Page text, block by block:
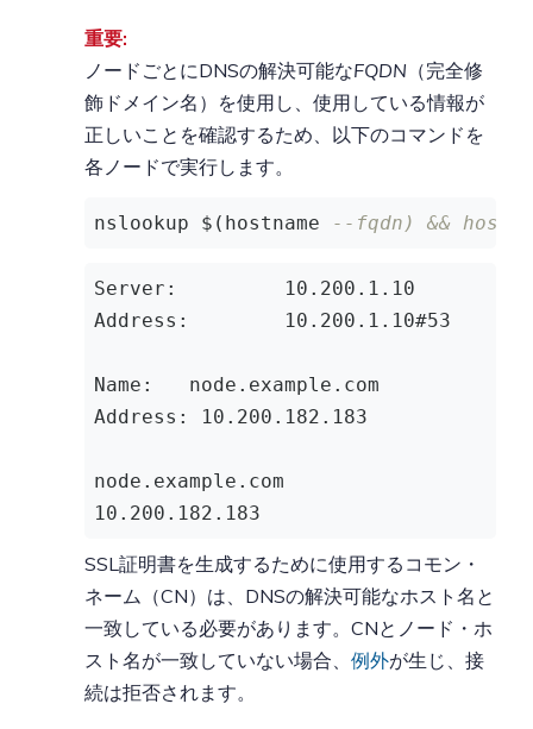
重要:
ノードごとにDNSの解決可能なFQDN （完全修
飾ドメイン名）を使用し、使用している情報が
正しいことを確認するため、以下のコマンドを
各ノードで実行します。
nslookup $(hostname --fqdn) &&
Server :		10 .200 .1 .10
Address
:	10 .200 .1 .10#53
Name node .example .com
Address : 10 .200 .182 .183
node .example .com
10 .200 .182 .183
SSL証明書を生成するために使用するコモン・
ネーム（CN）は、DNSの解決可能なホスト名と
一致している必要があります。CNとノード・ホ
スト名が一致していない場合、 例外が生じ、接
続は拒否されます。